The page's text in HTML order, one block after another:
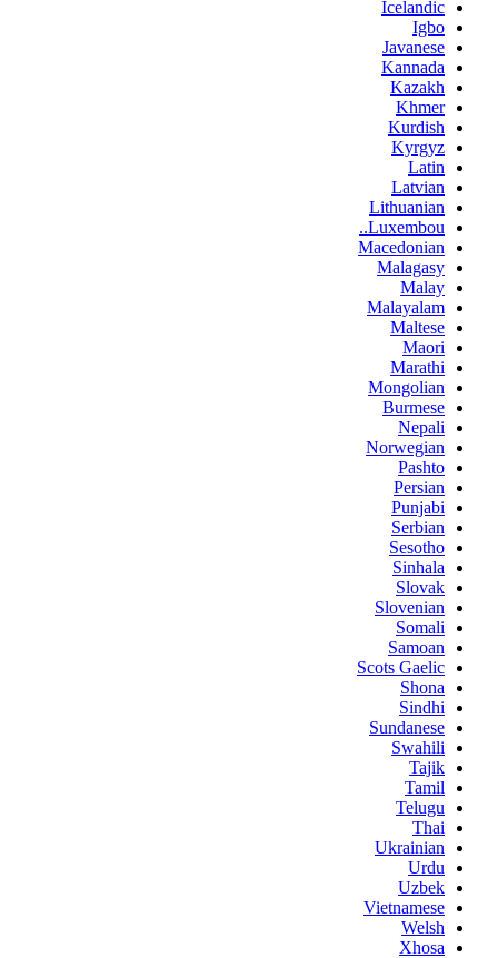
Icelandic
Igbo
Javanese
Kannada
Kazakh
Khmer
Kurdish
Kyrgyz
Latin
Latvian
Lithuanian
Luxembou..
Macedonian
Malagasy
Malay
Malayalam
Maltese
Maori
Marathi
Mongolian
Burmese
Nepali
Norwegian
Pashto
Persian
Punjabi
Serbian
Sesotho
Sinhala
Slovak
Slovenian
Somali
Samoan
Scots Gaelic
Shona
Sindhi
Sundanese
Swahili
Tajik
Tamil
Telugu
Thai
Ukrainian
Urdu
Uzbek
Vietnamese
Welsh
Xhosa